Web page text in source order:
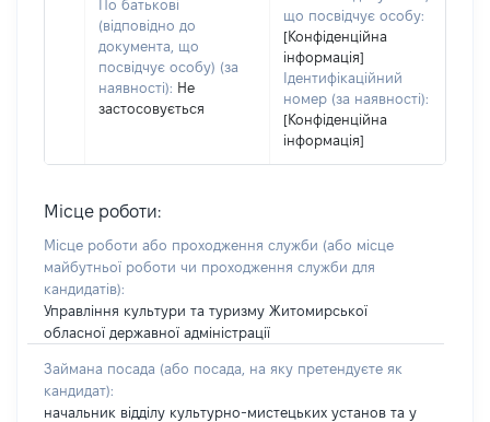
По батькові
(відповідно до
документа, що
посвідчує особу) (за
наявності): Не
застосовується
що посвідчує особу:
[Конфіденційна
інформація]
Ідентифікаційний
номер (за наявності):
[Конфіденційна
інформація]
Місце роботи:
Місце роботи або проходження служби (або місце
майбутньої роботи чи проходження служби для
кандидатів):
Управління культури та туризму Житомирської
обласної державної адміністрації
Займана посада (або посада, на яку претендуєте як
кандидат):
начальник відділу культурно-мистецьких установ та у